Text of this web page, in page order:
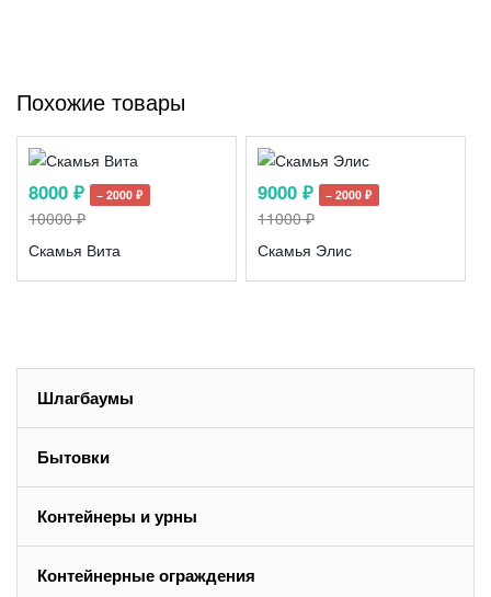
Похожие товары
8000 ₽ − 2000 ₽
10000 ₽
Скамья Вита
9000 ₽ − 2000 ₽
11000 ₽
Скамья Элис
Шлагбаумы
Бытовки
Контейнеры и урны
Контейнерные ограждения